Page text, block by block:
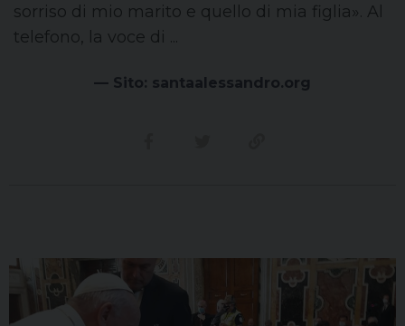
sorriso di mio marito e quello di mia figlia». Al
telefono, la voce di ...
— Sito: santaalessandro.org